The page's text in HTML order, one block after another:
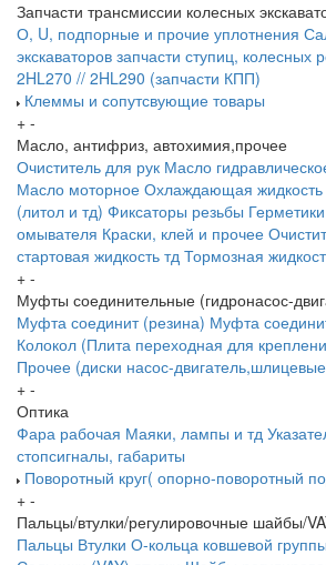
Запчасти трансмиссии колесных
О, U, подпорные и прочие уплотнения
экскаваторов запчасти ступиц, колесных
2HL270 // 2HL290 (запчасти КПП)
Клеммы и сопутсвующие товары
+ -
Масло, антифриз, автохимия,прочее
Очиститель для рук Масло
Масло моторное Охлаждающая жидкость
(литол и тд) Фиксаторы резьбы Герметики
омывателя Краски, клей и прочее
стартовая жидкость тд Тормозная
+ -
Муфты соединительные (гидронасос-
Муфта соединит (резина) Муфта
Колокол (Плита переходная для
Прочее (диски насос-
+ -
Оптика
Фара рабочая Маяки, лампы и тд
стопсигналы, габариты
Поворотный круг( опорно-поворотный
+ -
Пальцы/втулки/регулировочные шайбы/
Пальцы Втулки О-кольца ковшевой